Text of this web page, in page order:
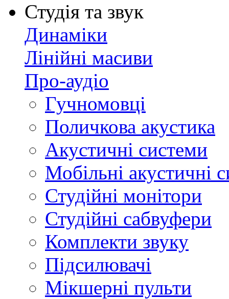
Студія та звук
Динаміки
Лінійні масиви
Про-аудіо
Гучномовці
Поличкова акустика
Акустичні системи
Мобільні акустичні
Студійні монітори
Студійні сабвуфери
Комплекти звуку
Підсилювачі
Мікшерні пульти